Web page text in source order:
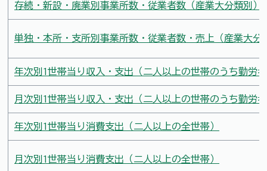
存続・新設・廃業別事業所数・従業者数（産業大分類別）
単独・本所・支所別事業所数・従業者数・売上（産業大分
年次別1世帯当り収入・支出（二人以上の世帯のうち勤労
月次別1世帯当り収入・支出（二人以上の世帯のうち勤労
年次別1世帯当り消費支出（二人以上の全世帯）
月次別1世帯当り消費支出（二人以上の全世帯）